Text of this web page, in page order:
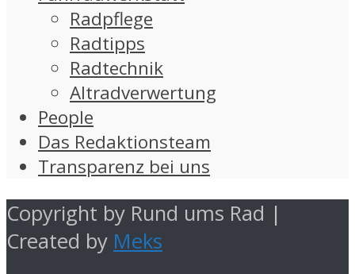
Radpflege
Radtipps
Radtechnik
Altradverwertung
People
Das Redaktionsteam
Transparenz bei uns
Copyright by Rund ums Rad |
Created by Meks